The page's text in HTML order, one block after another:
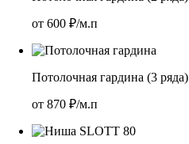
от 600 ₽/м.п
Потолочная гардина (3 ряда)
от 870 ₽/м.п